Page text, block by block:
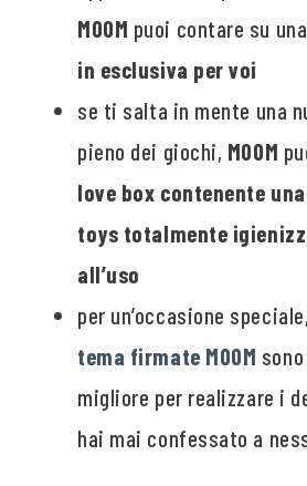
MOOM puoi contare su
in esclusiva per voi
se ti salta in mente una
pieno dei giochi, MOOM
love box contenente
toys totalmente
all’uso
per un’occasione
tema firmate MOOM
migliore per realizzare i
hai mai confessato a